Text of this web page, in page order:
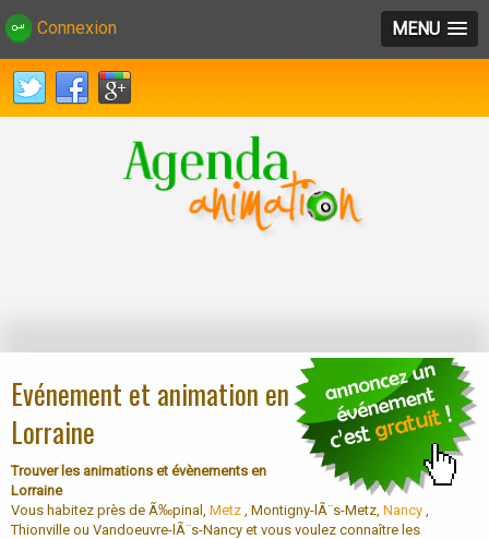
Connexion MENU
Evénement et animation en
Lorraine
Trouver les animations et évènements en
Lorraine
Vous habitez près de Ã‰pinal,
Metz , Montigny-lÃ¨s-Metz, Nancy
Thionville ou Vandoeuvre-lÃ¨s-Nancy et vous voulez connaître les